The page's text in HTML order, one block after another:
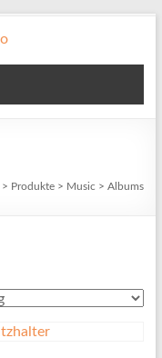
> Produkte > Music >Albums